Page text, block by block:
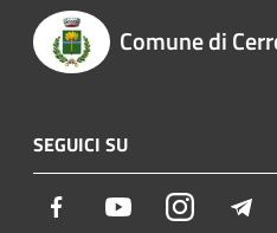
Comune di
SEGUICI SU
Facebook YoutubeInstagram